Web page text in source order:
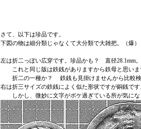
さて、以下は珍品です。
下図の物は細分類じゃなくて大分類で大雑把。（爆）
左は折二っぽい広穿です。珍品かも？ 直径28.1mm
これと同じ版は鉄銭がありますから鉄母と思いま
折二の一種か？ 鉄銭も見掛けませんから比較検
右は折三サイズの鉄銭によく似た形状ですが銅銭で
しかし、微妙に文字がボケ過ぎている所が気にな